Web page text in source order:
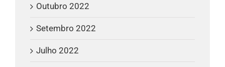
Outubro 2022
Setembro 2022
Julho 2022